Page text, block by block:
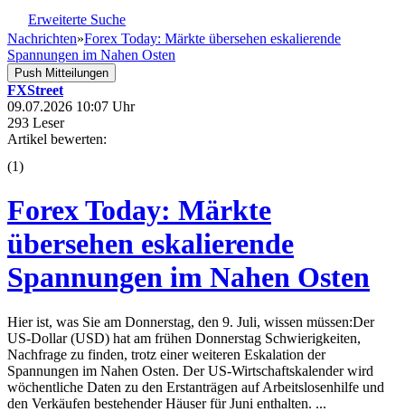
Erweiterte Suche
Nachrichten»Forex Today: Märkte übersehen eskalierende
Spannungen im Nahen Osten
Push Mitteilungen
FXStreet
09.07.2026 10:07 Uhr
293 Leser
Artikel bewerten:
(1)
Forex Today: Märkte
übersehen eskalierende
Spannungen im Nahen Osten
Hier ist, was Sie am Donnerstag, den 9. Juli, wissen müssen:Der
US-Dollar (USD) hat am frühen Donnerstag Schwierigkeiten,
Nachfrage zu finden, trotz einer weiteren Eskalation der
Spannungen im Nahen Osten. Der US-Wirtschaftskalender wird
wöchentliche Daten zu den Erstanträgen auf Arbeitslosenhilfe und
den Verkäufen bestehender Häuser für Juni enthalten. ...